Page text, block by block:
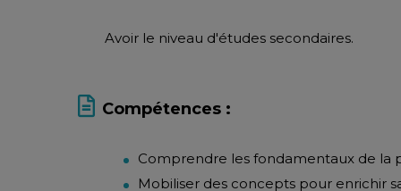
Avoir le niveau d'études secondaires.
Compétences :
Comprendre les fondamentaux de la
Mobiliser des concepts pour enrichir